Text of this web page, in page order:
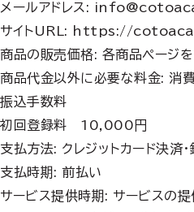
メールアドレス:
サイトURL: https://
商品の販売価格: 各商品ページを
商品代金以外に必要な料金: 消
振込手数料
初回登録料 10,000円
支払方法: クレジットカード決済
支払時期: 前払い
サービス提供時期: サービスの